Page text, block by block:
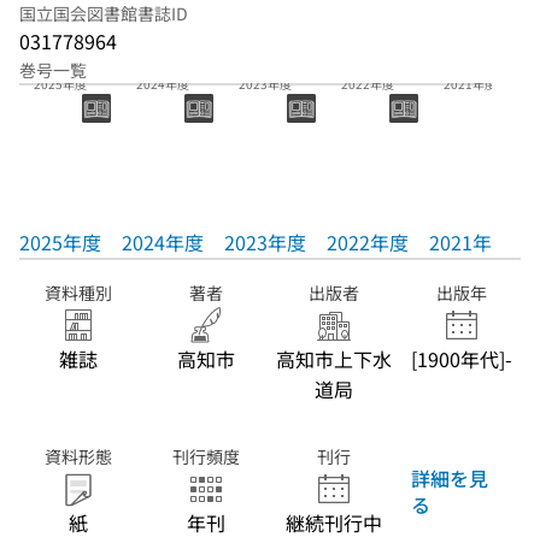
国立国会図書館書誌ID
031778964
巻号一覧
2025年度
2025年度
2024年度
2024年度
2023年度
2023年度
2022年度
2022年度
2021年度
2021年度
資料種別
雑誌
著者
高知市
出版者
高知市上下水
道局
出版年
[1900年代]-
資料形態
紙
刊行頻度
年刊
刊行
継続刊行中
詳細を見
る